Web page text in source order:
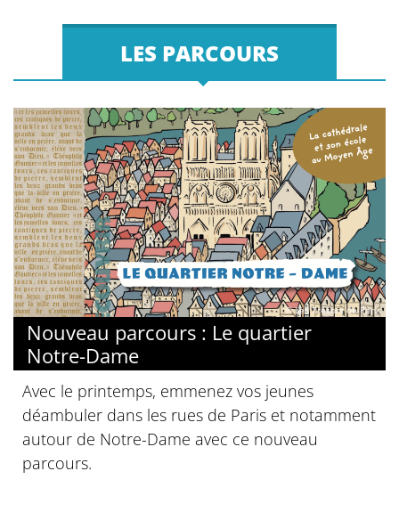
LES PARCOURS
© Les Trésors de Paris
Nouveau parcours : Le quartier
Notre-Dame
Avec le printemps, emmenez vos jeunes
déambuler dans les rues de Paris et notamment
autour de Notre-Dame avec ce nouveau
parcours.